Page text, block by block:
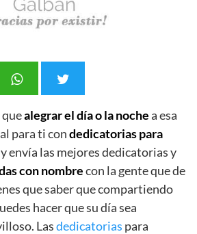
alegrar el día o la nochea esa
para ti condedicatorias para
envía las mejores dedicatorias y
con nombrecon la gente que de
que saber que compartiendo
hacer que su día sea
Lasdedicatorias para